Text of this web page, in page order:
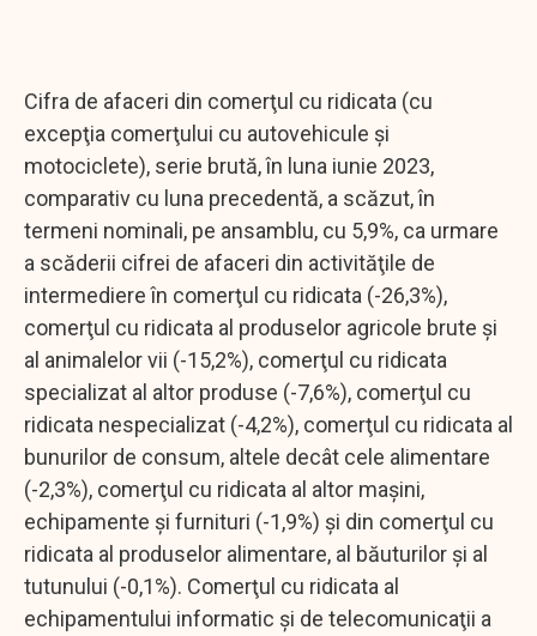
Cifra de afaceri din comerţul cu ridicata (cu
excepţia comerţului cu autovehicule şi
motociclete), serie brută, în luna iunie 2023,
comparativ cu luna precedentă, a scăzut, în
termeni nominali, pe ansamblu, cu 5,9%, ca urmare
a scăderii cifrei de afaceri din activităţile de
intermediere în comerţul cu ridicata (-26,3%),
comerţul cu ridicata al produselor agricole brute şi
al animalelor vii (-15,2%), comerţul cu ridicata
specializat al altor produse (-7,6%), comerţul cu
ridicata nespecializat (-4,2%), comerţul cu ridicata al
bunurilor de consum, altele decât cele alimentare
(-2,3%), comerţul cu ridicata al altor maşini,
echipamente şi furnituri (-1,9%) şi din comerţul cu
ridicata al produselor alimentare, al băuturilor şi al
tutunului (-0,1%). Comerţul cu ridicata al
echipamentului informatic şi de telecomunicaţii a